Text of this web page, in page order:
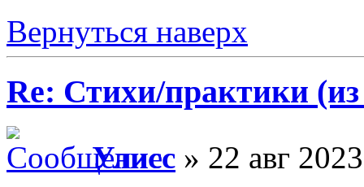
Вернуться наверх
Re: Стихи/практики
Улисс » 22 авг